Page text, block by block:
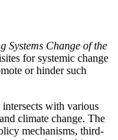
Systems Change of the
for systemic change
or hinder such
with various
climate change. The
mechanisms, third-